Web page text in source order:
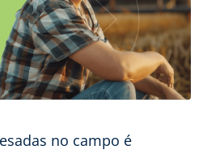
no campo é